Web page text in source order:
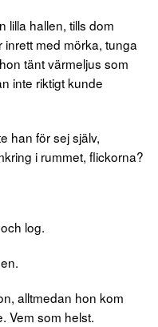
lilla hallen, tills dom
med mörka, tunga
tänt värmeljus som
inte riktigt kunde
han för sej själv,
i rummet, flickorna?
log.
alltmedan hon kom
Vem som helst.